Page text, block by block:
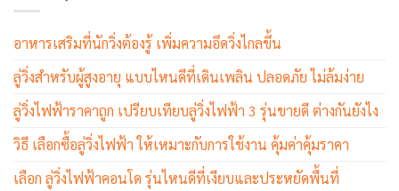
อาหารเสริมที่นักวิ่งต้องรู้ เพิ่มความอึดวิ่งไกลขึ้น
ลู่วิ่งสำหรับผู้สูงอายุ แบบไหนดีที่เดินเพลิน ปลอดภัย ไม่ล้มง่าย
ลู่วิ่งไฟฟ้าราคาถูก เปรียบเทียบลู่วิ่งไฟฟ้า 3 รุ่นขายดี ต่างกันยังไง
วิธี เลือกซื้อลู่วิ่งไฟฟ้า ให้เหมาะกับการใช้งาน คุ้มค่าคุ้มราคา
เลือก ลู่วิ่งไฟฟ้าคอนโด รุ่นไหนดีที่เงียบและประหยัดพื้นที่